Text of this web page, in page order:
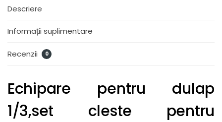
Descriere
Informații suplimentare
Recenzii 0
Echipare pentru dulap
1/3,set cleste pentru